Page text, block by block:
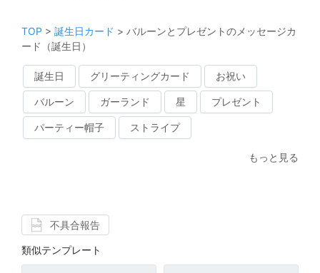
TOP > 誕生日カード > バルーンとプレゼントのメッセージカ
ード（誕生日）
誕生日 グリーティングカード お祝い
バルーン ガーランド 星 プレゼント
パーティー帽子 ストライプ
もっと見る
不具合報告
類似テンプレート